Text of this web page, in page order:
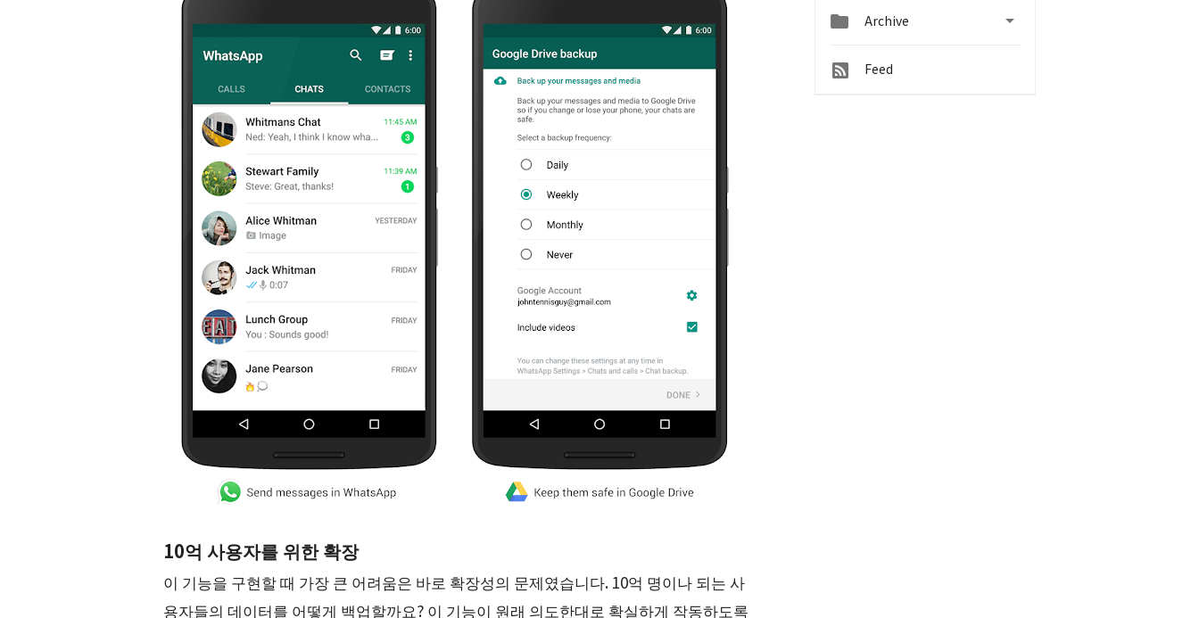
10억 사용자를 위한 확장
이 기능을 구현할 때 가장 큰 어려움은 바로 확장성의 문제였습니다. 10억 명이나 되는 사
용자들의 데이터를 어떻게 백업할까요? 이 기능이 원래 의도한대로 확실하게 작동하도록
 Archive 
Feed